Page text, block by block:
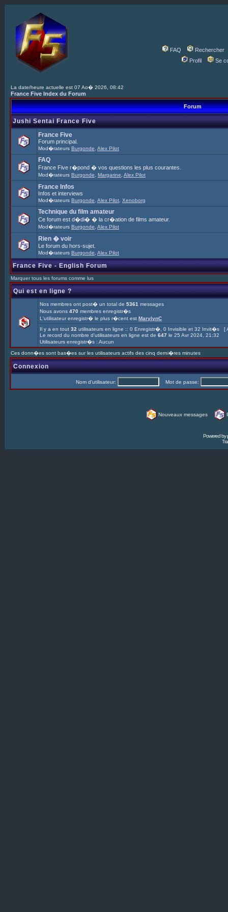
FAQ
Rechercher
Profil
Se
La date/heure actuelle est 07 Ao� 2026, 08:42
France Five Index du Forum
Forum
Jushi Sentai France Five
France Five
Forum principal.
Mod�rateurs Burgonde Alex Pilot
FAQ
France Five r�pond � vos questions les plus courantes.
Mod�rateurs Burgonde Margarine Alex Pilot
France Infos
Infos et interviews
Mod�rateurs Burgonde Alex Pilot Xenoborg
Technique du film amateur
Ce forum est d�di� � la cr�ation de films amateur.
Mod�rateurs Burgonde Alex Pilot
Rien � voir
Le forum du hors-sujet.
Mod�rateurs Burgonde Alex Pilot
France Five - English Forum
Marquer tous les forums comme lus
Qui est en ligne ?
Nos membres ont post� un total de 5361 messages
Nous avons 470 membres enregistr�s
L'utilisateur enregistr� le plus r�cent est MarylynC
Il y a en tout 32 utilisateurs en ligne :: 0 Enregistr�, 0 Invisible et 32 Invit�s [
Le record du nombre d'utilisateurs en ligne est de 647 le 25 Avr 2024, 21:32
Utilisateurs enregistr�s : Aucun
Ces donn�es sont bas�es sur les utilisateurs actifs des cinq derni�res minutes
Connexion
Nom d'utilisateur: Mot de passe:
Nouveaux messages
Powered by